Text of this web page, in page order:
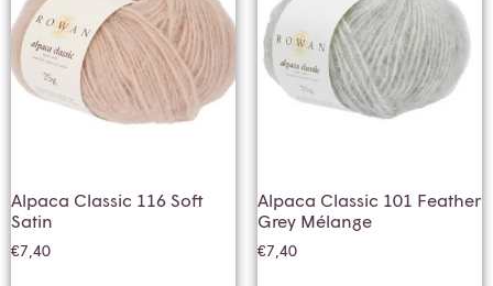
Alpaca Classic 116 Soft
Satin
€7,40
Alpaca Classic 101 Feather
Grey Mélange
€7,40